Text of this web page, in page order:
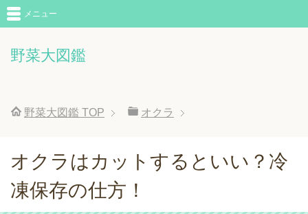
野菜大図鑑
メニュー
野菜大図鑑 TOP オクラ
オクラはカットするといい？冷
凍保存の仕方！